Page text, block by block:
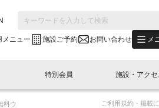
メニュー 施設ご予約 お問い合わせ メ
特別会員 施設・アクセ
料ウ
ご利用規約・掲載